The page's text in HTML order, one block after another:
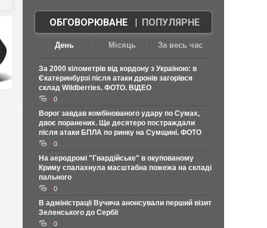
ОБГОВОРЮВАНЕ| ПОПУЛЯРНЕ
День Місяць За весь час
За 2000 кілометрів від кордону з Україною: в
Єкатеринбурзі після атаки дронів загорівся
склад Wildberries. ФОТО. ВІДЕО
0
Ворог завдав комбінованого удару по Сумах,
двоє поранених. Ще десятеро постраждали
після атаки БПЛА по ринку на Сумщині. ФОТО
0
На аеродромі "Гвардійське" в окупованому
Криму спалахнула масштабна пожежа на складі
пального
0
В адміністрації Вучича анонсували перший візит
Зеленського до Сербії
0